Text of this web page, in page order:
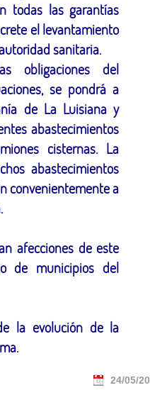
todas las garantías
el levantamiento
sanitaria.
obligaciones del
se pondrá a
de La Luisiana y
abastecimientos
cisternas. La
abastecimientos
convenientemente a
afecciones de este
de municipios del
la evolución de la
24/05/20